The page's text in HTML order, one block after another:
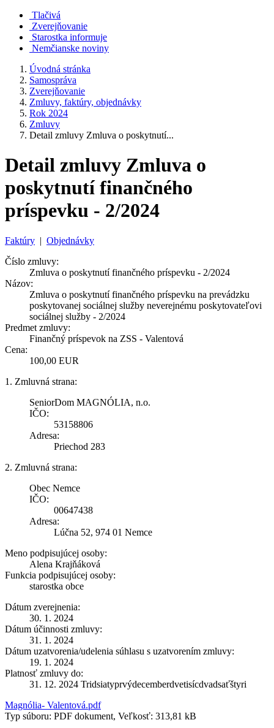
Tlačivá
Zverejňovanie
Starostka informuje
Nemčianske noviny
Úvodná stránka
Samospráva
Zverejňovanie
Zmluvy, faktúry, objednávky
Rok 2024
Zmluvy
Detail zmluvy Zmluva o poskytnutí...
Detail zmluvy Zmluva o
poskytnutí finančného
príspevku - 2/2024
Faktúry | Objednávky
Číslo zmluvy:
Zmluva o poskytnutí finančného príspevku - 2/2024
Názov:
Zmluva o poskytnutí finančného príspevku na prevádzku
poskytovanej sociálnej služby neverejnému poskytovateľovi
sociálnej služby - 2/2024
Predmet zmluvy:
Finančný príspevok na ZSS - Valentová
Cena:
100,00 EUR
1. Zmluvná strana:
SeniorDom MAGNÓLIA, n.o.
IČO:
53158806
Adresa:
Priechod 283
2. Zmluvná strana:
Obec Nemce
IČO:
00647438
Adresa:
Lúčna 52, 974 01 Nemce
Meno podpisujúcej osoby:
Alena Krajňáková
Funkcia podpisujúcej osoby:
starostka obce
Dátum zverejnenia:
30. 1. 2024
Dátum účinnosti zmluvy:
31. 1. 2024
Dátum uzatvorenia/udelenia súhlasu s uzatvorením zmluvy:
19. 1. 2024
Platnosť zmluvy do:
31. 12. 2024 Tridsiatyprvýdecemberdvetisícdvadsaťštyri
Magnólia- Valentová.pdf
Typ súboru: PDF dokument, Veľkosť: 313,81 kB